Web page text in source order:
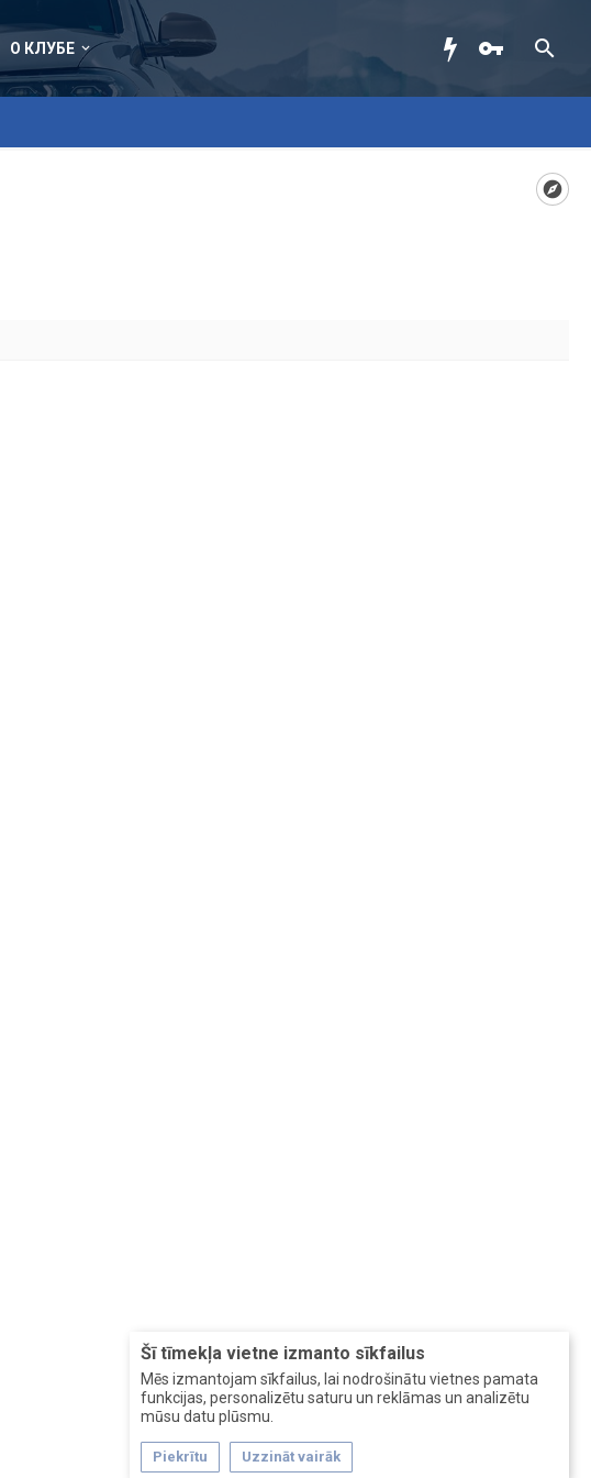
О КЛУБЕ
Šī tīmekļa vietne izmanto sīkfailus
Mēs izmantojam sīkfailus, lai nodrošinātu vietnes pamata
funkcijas, personalizētu saturu un reklāmas un analizētu
mūsu datu plūsmu.
Piekrītu Uzzināt vairāk